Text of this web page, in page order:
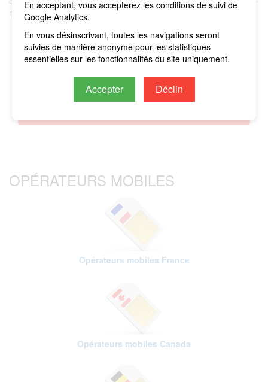
En acceptant, vous accepterez les conditions de suivi de
Google Analytics.
En vous désinscrivant, toutes les navigations seront
suivies de manière anonyme pour les statistiques
essentielles sur les fonctionnalités du site uniquement.
Accepter Déclin
mails et utiliser les applications nécessitant une connexion.
IMPORTANT: si vous n'avez pas de forfait actif,
pour éviter d'encourir des. Tous les frais
OPÉRATEURS MOBILES
Opérateurs mobiles France
Opérateurs mobiles Canada